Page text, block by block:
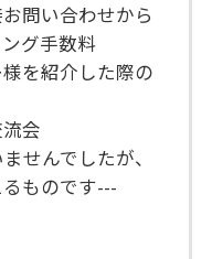
問い合わせから
グ手数料
を紹介した際の
会
せんでしたが、
ものです---